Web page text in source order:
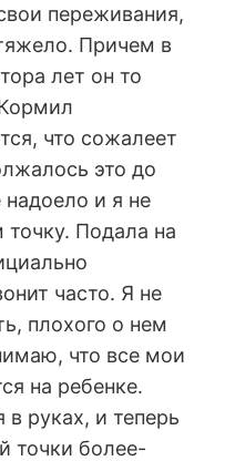
переживания,
Причем в
лет он то
что сожалеет
это до
надоело и я не
точку. Подала на
часто. Я не
плохого о нем
что все мои
на ребенке.
руках, и теперь
точки более-